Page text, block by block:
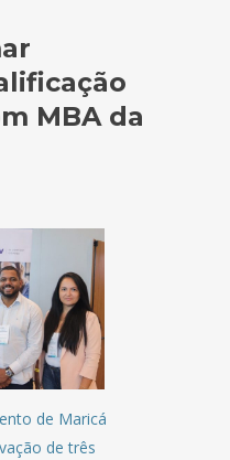
MBA da
de Maricá
de três